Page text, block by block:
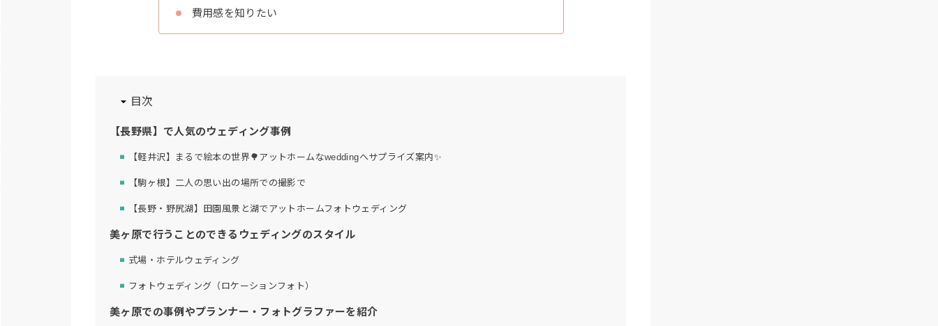
費用感を知りたい
目次
【長野県】で人気のウェディング事例
【軽井沢】まるで絵本の世界🌳アットホームなweddingへサプライズ案内✨
【駒ヶ根】二人の思い出の場所での撮影で
【長野・野尻湖】田園風景と湖でアットホームフォトウェディング
美ヶ原で行うことのできるウェディングのスタイル
式場・ホテルウェディング
フォトウェディング（ロケーションフォト）
美ヶ原での事例やプランナー・フォトグラファーを紹介